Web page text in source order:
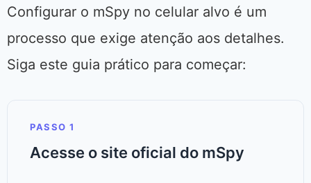
Configurar o mSpy no celular alvo é um
processo que exige atenção aos detalhes.
Siga este guia prático para começar:
PASSO 1
Acesse o site oficial do mSpy